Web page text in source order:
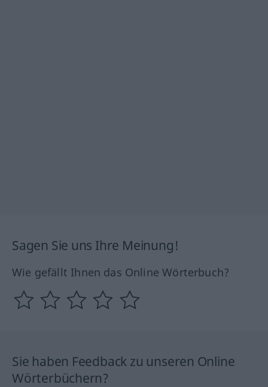
Sagen Sie uns Ihre Meinung!
Wie gefällt Ihnen das Online Wörterbuch?
Sie haben Feedback zu unseren Online
Wörterbüchern?